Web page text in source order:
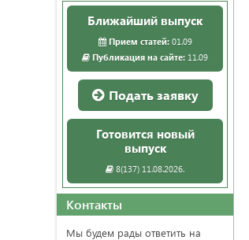
Ближайший выпуск
Прием статей:01.09
Публикация на сайте: 11.09
Подать заявку
Готовится новый
выпуск
8(137) 11.08.2026.
Контакты
Мы будем рады ответить на